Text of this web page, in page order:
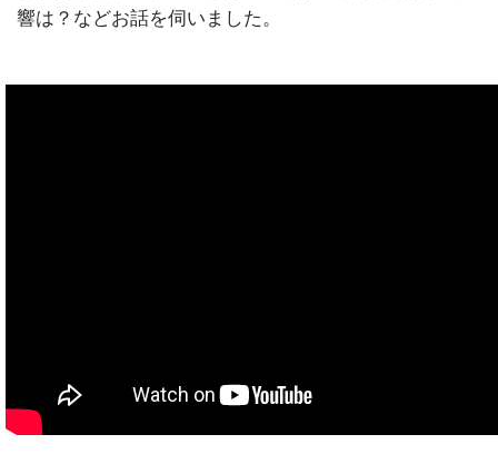
響は？などお話を伺いました。